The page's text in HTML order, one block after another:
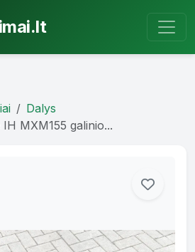
Dalys
MXM155 galinio...